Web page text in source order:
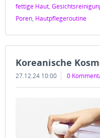
fettige Haut,
Poren, Hautpflegeroutine
Koreanische
27.12.24 10:00 0